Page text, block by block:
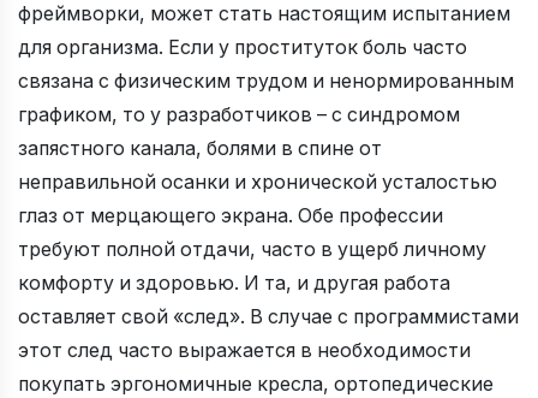
фреймворки, может стать настоящим испытанием
для организма. Если у проституток боль часто
связана с физическим трудом и ненормированным
графиком, то у разработчиков – с синдромом
запястного канала, болями в спине от
неправильной осанки и хронической усталостью
глаз от мерцающего экрана. Обе профессии
требуют полной отдачи, часто в ущерб личному
комфорту и здоровью. И та, и другая работа
оставляет свой «след». В случае с программистами
этот след часто выражается в необходимости
покупать эргономичные кресла, ортопедические